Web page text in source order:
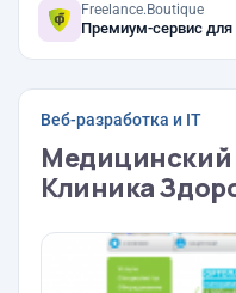
Freelance.Boutique
Премиум-сервис для
Веб-разработка и IT
Медицинский
Клиника